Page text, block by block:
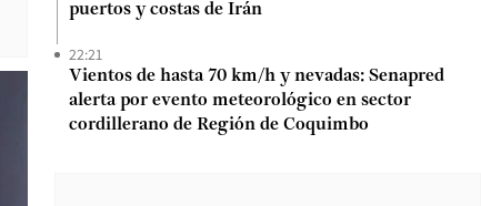
puertos y costas de Irán
22:21
Vientos de hasta 70 km/h y nevadas: Senapred
alerta por evento meteorológico en sector
cordillerano de Región de Coquimbo